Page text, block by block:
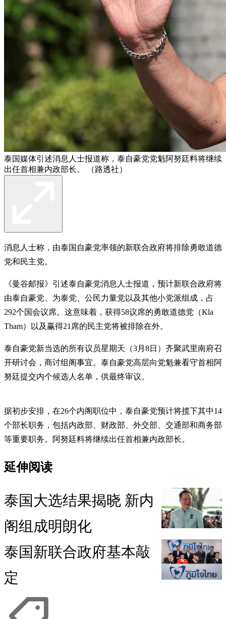
泰国媒体引述消息人士报道称，泰自豪党党魁阿努廷料将继续
出任首相兼内政部长。 （路透社）
消息人士称，由泰国自豪党率领的新联合政府将排除勇敢道德
党和民主党。
《曼谷邮报》引述泰自豪党消息人士报道，预计新联合政府将
由泰自豪党、为泰党、公民力量党以及其他小党派组成，占
292个国会议席。这意味着，获得58议席的勇敢道德党（Kla
Tham）以及赢得21席的民主党将被排除在外。
泰自豪党新当选的所有议员星期天（3月8日）齐聚武里南府召
开研讨会，商讨组阁事宜。泰自豪党高层向党魁兼看守首相阿
努廷提交内个候选人名单，供最终审议。
据初步安排，在26个内阁职位中，泰自豪党预计将揽下其中14
个部长职务，包括内政部、财政部、外交部、交通部和商务部
等重要职务。阿努廷料将继续出任首相兼内政部长。
延伸阅读
泰国大选结果揭晓 新内
阁组成明朗化
泰国新联合政府基本敲
定